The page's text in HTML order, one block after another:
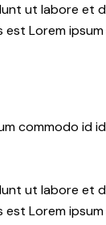
ut labore et
Lorem
commodo id
ut labore et
Lorem